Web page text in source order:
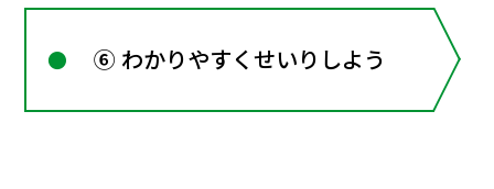
⑥ わかりやすくせいりしよう